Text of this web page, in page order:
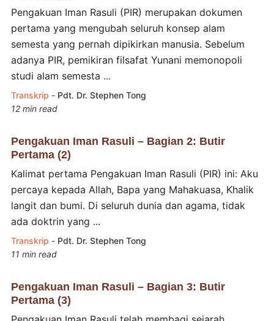
Pengakuan Iman Rasuli (PIR) merupakan dokumen
pertama yang mengubah seluruh konsep alam
semesta yang pernah dipikirkan manusia. Sebelum
adanya PIR, pemikiran filsafat Yunani memonopoli
studi alam semesta ...
Transkrip - Pdt. Dr. Stephen Tong
12 min read
Pengakuan Iman Rasuli – Bagian 2: Butir
Pertama (2)
Kalimat pertama Pengakuan Iman Rasuli (PIR) ini: Aku
percaya kepada Allah, Bapa yang Mahakuasa, Khalik
langit dan bumi. Di seluruh dunia dan agama, tidak
ada doktrin yang ...
Transkrip - Pdt. Dr. Stephen Tong
11 min read
Pengakuan Iman Rasuli – Bagian 3: Butir
Pertama (3)